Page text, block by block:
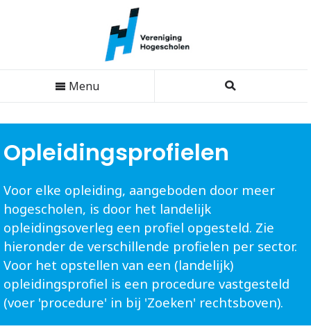
Menu
Opleidingsprofielen
Voor elke opleiding, aangeboden door meer
hogescholen, is door het landelijk
opleidingsoverleg een profiel opgesteld. Zie
hieronder de verschillende profielen per sector.
Voor het opstellen van een (landelijk)
opleidingsprofiel is een procedure vastgesteld
(voer 'procedure' in bij 'Zoeken' rechtsboven).